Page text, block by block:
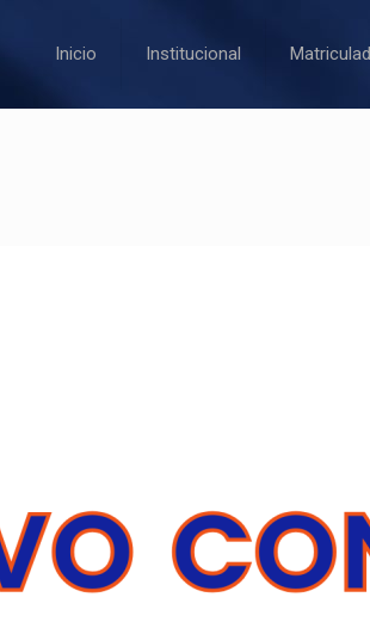
Inicio Institucional